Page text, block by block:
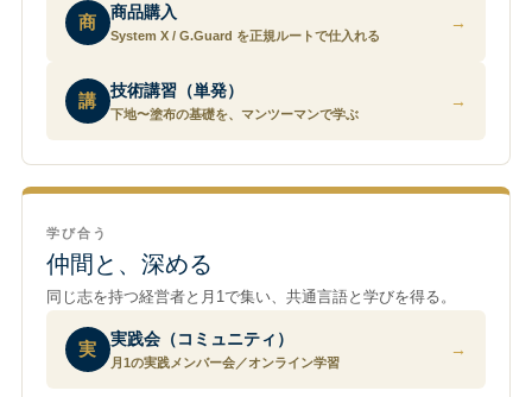
商
商品購入
System X / G.Guard を正規ルートで仕入れる
→
講
技術講習（単発）
下地〜塗布の基礎を、マンツーマンで学ぶ
→
学び合う
仲間と、深める
同じ志を持つ経営者と月1で集い、共通言語と学びを得る。
実
実践会（コミュニティ）
月1の実践メンバー会／オンライン学習
→